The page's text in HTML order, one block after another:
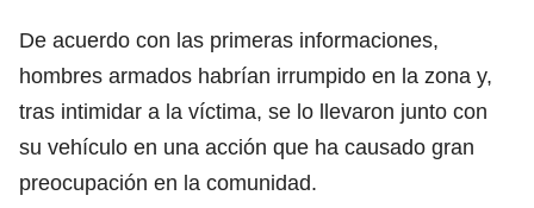
De acuerdo con las primeras informaciones,
hombres armados habrían irrumpido en la zona y,
tras intimidar a la víctima, se lo llevaron junto con
su vehículo en una acción que ha causado gran
preocupación en la comunidad.